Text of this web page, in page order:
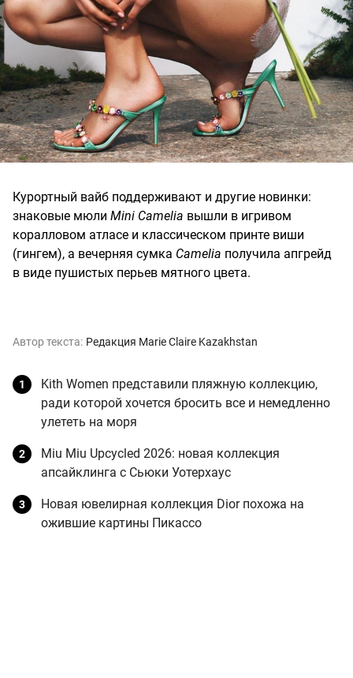
Курортный вайб поддерживают и другие новинки:
знаковые мюли Mini Camelia вышли в игривом
коралловом атласе и классическом принте виши
(гингем), а вечерняя сумка Camelia получила апгрейд
в виде пушистых перьев мятного цвета.
Автор текста: Редакция Marie Claire Kazakhstan
Kith Women представили пляжную коллекцию,
ради которой хочется бросить все и немедленно
улететь на моря
Miu Miu Upcycled 2026: новая коллекция
апсайклинга с Сьюки Уотерхаус
Новая ювелирная коллекция Dior похожа на
ожившие картины Пикассо